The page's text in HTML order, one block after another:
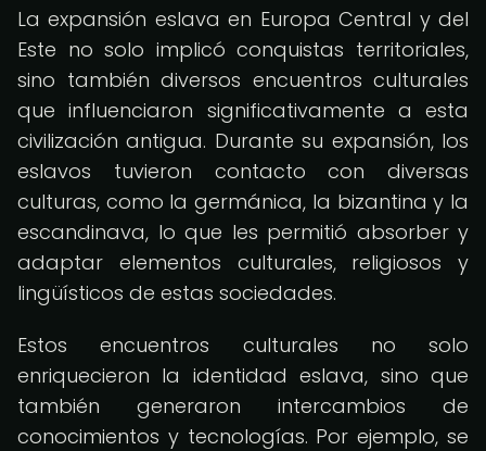
La expansión eslava en Europa Central y del
Este no solo implicó conquistas territoriales,
sino también diversos encuentros culturales
que influenciaron significativamente a esta
civilización antigua. Durante su expansión, los
eslavos tuvieron contacto con diversas
culturas, como la germánica, la bizantina y la
escandinava, lo que les permitió absorber y
adaptar elementos culturales, religiosos y
lingüísticos de estas sociedades.
Estos encuentros culturales no solo
enriquecieron la identidad eslava, sino que
también generaron intercambios de
conocimientos y tecnologías. Por ejemplo, se